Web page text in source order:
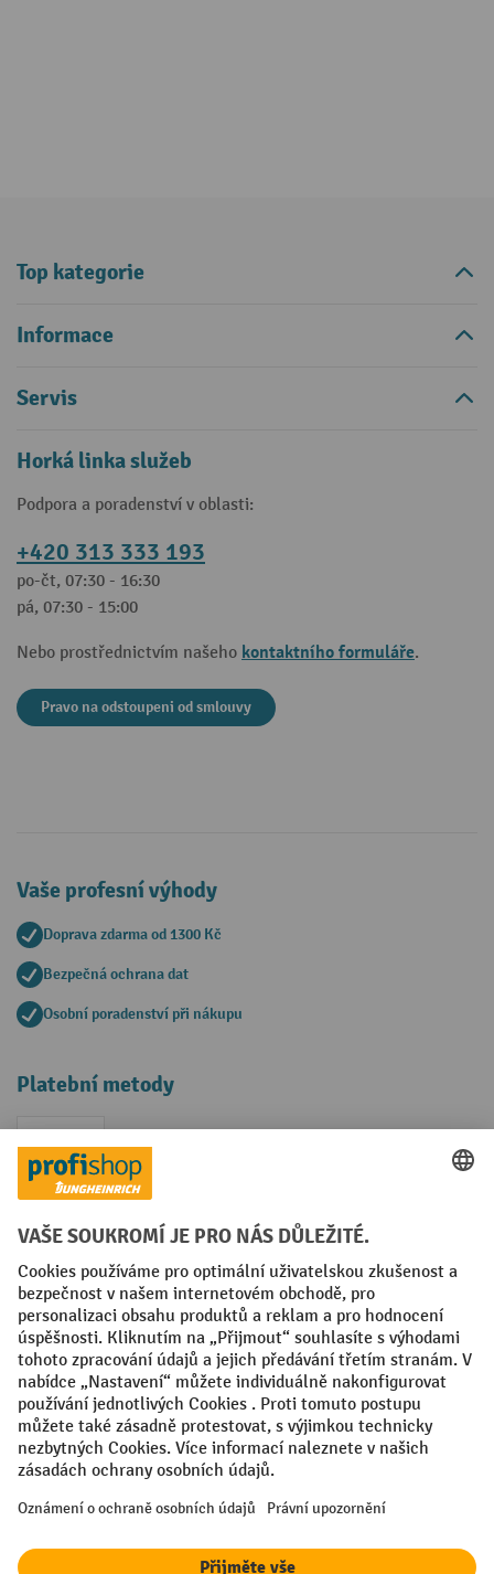
Top kategorie
Informace
Servis
Horká linka služeb
Podpora a poradenství v oblasti:
+420 313 333 193
po-čt, 07:30 - 16:30
pá, 07:30 - 15:00
Nebo prostřednictvím našeho kontaktního formuláře.
Pravo na odstoupeni od smlouvy
Vaše profesní výhody
Doprava zdarma od 1300 Kč
Bezpečná ochrana dat
Osobní poradenství při nákupu
Platební metody
Faktura
Sociální sítě
Facebook
YouTubeLinkedIn
VODP Otisk
Prohlášení o ochraně osobních údajů
Nastavení ochrany osobních údajů
All prices excl. VAT plusshipping costsand possible delivery charges,